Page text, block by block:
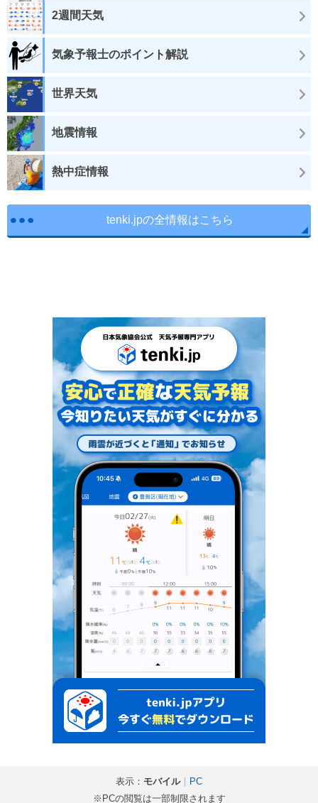
2週間天気
気象予報士のポイント解説
世界天気
地震情報
熱中症情報
tenki.jpの全情報はこちら
表示： モバイル｜ PC
※PCの閲覧は一部制限されます